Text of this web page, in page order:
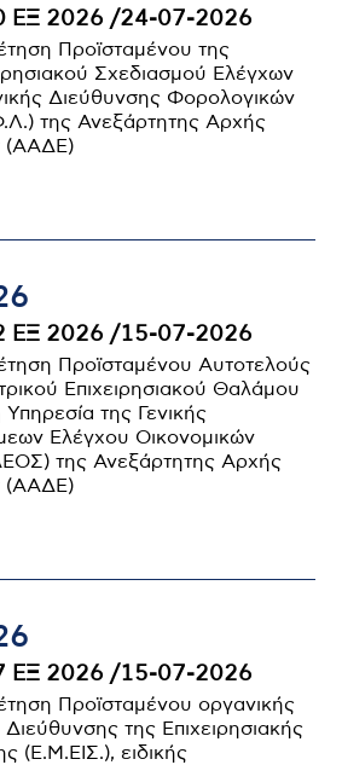
ΕΞ 2026 /24-07-2026
Προϊσταμένου της
Σχεδιασμού Ελέγχων
Διεύθυνσης Φορολογικών
της Ανεξάρτητης Αρχής
(ΑΑΔΕ)
ΕΞ 2026 /15-07-2026
Προϊσταμένου Αυτοτελούς
Επιχειρησιακού Θαλάμου
της Γενικής
Ελέγχου Οικονομικών
της Ανεξάρτητης Αρχής
(ΑΑΔΕ)
ΕΞ 2026 /15-07-2026
Προϊσταμένου οργανικής
της Επιχειρησιακής
(Ε.Μ.ΕΙΣ.), ειδικής